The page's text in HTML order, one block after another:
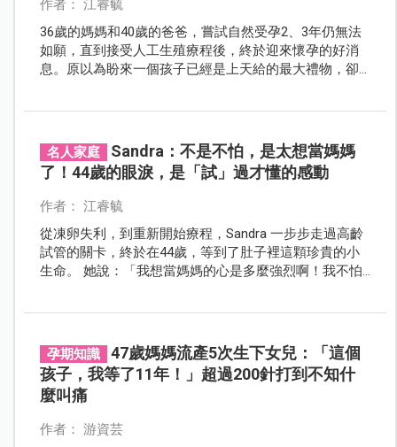
作者： 江睿毓
36歲的媽媽和40歲的爸爸，嘗試自然受孕2、3年仍無法
如願，直到接受人工生殖療程後，終於迎來懷孕的好消
息。原以為盼來一個孩子已經是上天給的最大禮物，卻
名人家庭
Sandra：不是不怕，是太想當媽媽
了！44歲的眼淚，是「試」過才懂的感動
作者： 江睿毓
從凍卵失利，到重新開始療程，Sandra 一步步走過高齡
試管的關卡，終於在44歲，等到了肚子裡這顆珍貴的小
生命。 她說：「我想當媽媽的心是多麼強烈啊！我不怕
孕期知識
47歲媽媽流產5次生下女兒：「這個
孩子，我等了11年！」超過200針打到不知什
麼叫痛
作者： 游資芸